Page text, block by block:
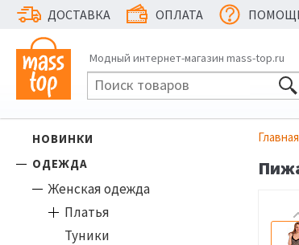
ДОСТАВКА ОПЛАТА
Модный интернет-магазин mass-top.ru
НОВИНКИ
ОДЕЖДА
Женская одежда
Платья
Туники
Главная